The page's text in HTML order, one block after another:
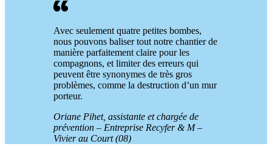
Avec seulement quatre petites bombes,
nous pouvons baliser tout notre chantier de
manière parfaitement claire pour les
compagnons, et limiter des erreurs qui
peuvent être synonymes de très gros
problèmes, comme la destruction d’un mur
porteur.
Oriane Pihet, assistante et chargée de
prévention – Entreprise Recyfer & M –
Vivier au Court (08)